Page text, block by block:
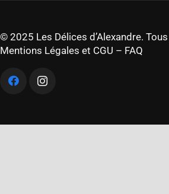
© 2025 Les Délices d’Alexandre.
Mentions Légales et CGU – FAQ